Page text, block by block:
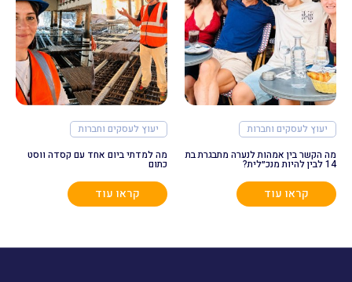
יעוץ לעסקים וחברות
מה הקשר בין אמהות לנערה מתבגרת בת
14 לבין להיות מנכ״לית?
קראו עוד
יעוץ לעסקים וחברות
מה למדתי ביום אחד עם קסדה ווסט
כתום
קראו עוד